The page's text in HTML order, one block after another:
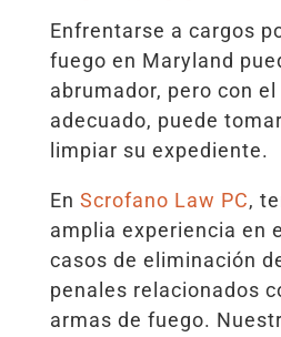
Enfrentarse a cargos
fuego en Maryland
abrumador, pero con el
adecuado, puede
limpiar su expediente.
En Scrofano Law PC,
amplia experiencia en
casos de eliminación
penales relacionados
armas de fuego.